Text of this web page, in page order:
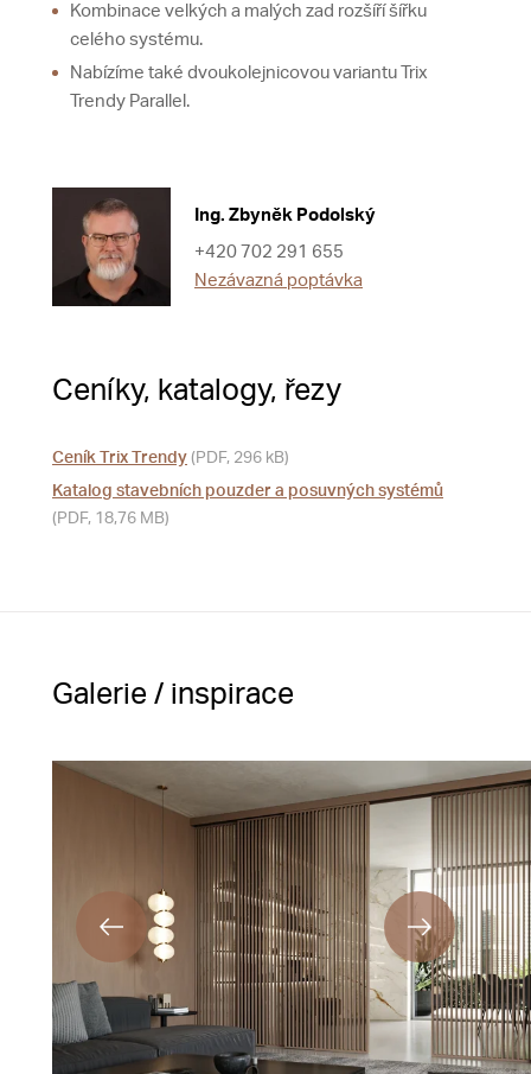
Kombinace velkých a malých zad rozšíří šířku
celého systému.
Nabízíme také dvoukolejnicovou variantu Trix
Trendy Parallel.
Ing. Zbyněk Podolský
+420 702 291 655
Nezávazná poptávka
Ceníky, katalogy, řezy
Ceník Trix Trendy (PDF, 296 kB)
Katalog stavebních pouzder a posuvných systémů
(PDF, 18,76 MB)
Galerie / inspirace